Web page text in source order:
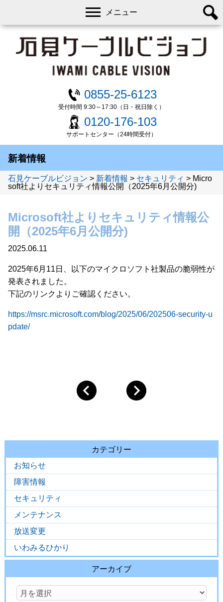
0855-25-6123
受付時間 9:30～17:30（日・祝日除く）
0120-176-103
サポートセンター（24時間受付）
メニュー
新着情報
石見ケーブルビジョン > 新着情報 > セキュリティ > Micro
soft社よりセキュリティ情報公開（2025年6月公開分)
Microsoft社よりセキュリティ情報公
開（2025年6月公開分)
2025.06.11
2025年6月11日、以下のマイクロソフト社製品の脆弱性が
発表されました。
下記のリンクよりご確認ください。
https://msrc.microsoft.com/blog/2025/06/202506-security-u
pdate/
カテゴリー
お知らせ
障害情報
セキュリティ
メンテナンス
放送変更
いわみるひかり
アーカイブ